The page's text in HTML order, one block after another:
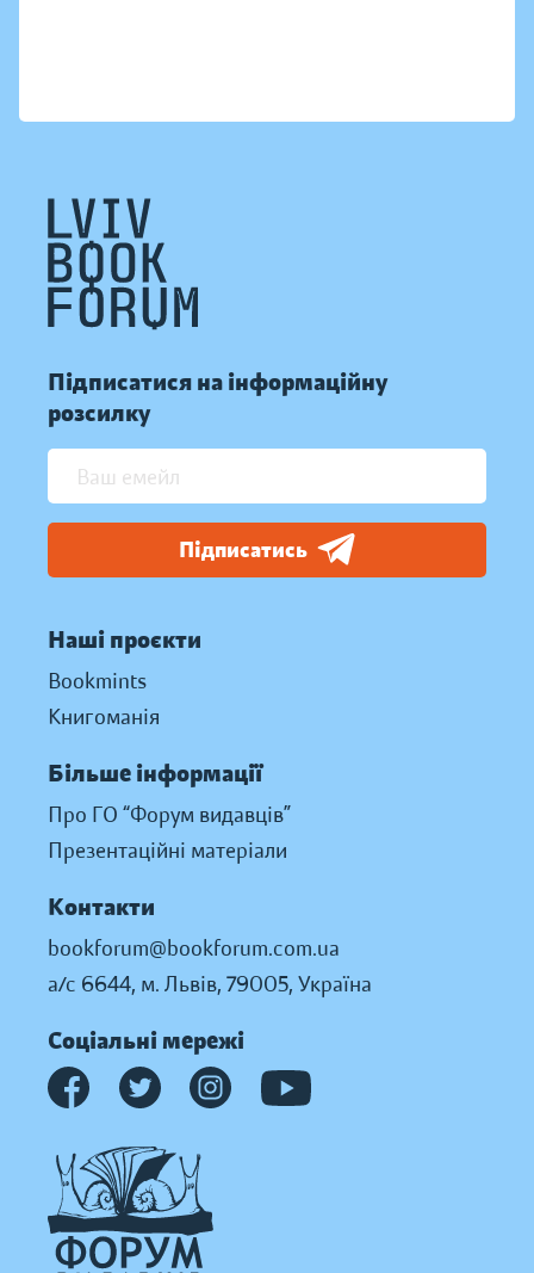
Підписатися на інформаційну
розсилку
Підписатись
Наші проєкти
Bookmints
Книгоманія
Більше інформації
Про ГО “Форум видавців”
Презентаційні матеріали
Контакти
bookforum@bookforum.com.ua
а/с 6644, м. Львів, 79005, Україна
Соціальні мережі